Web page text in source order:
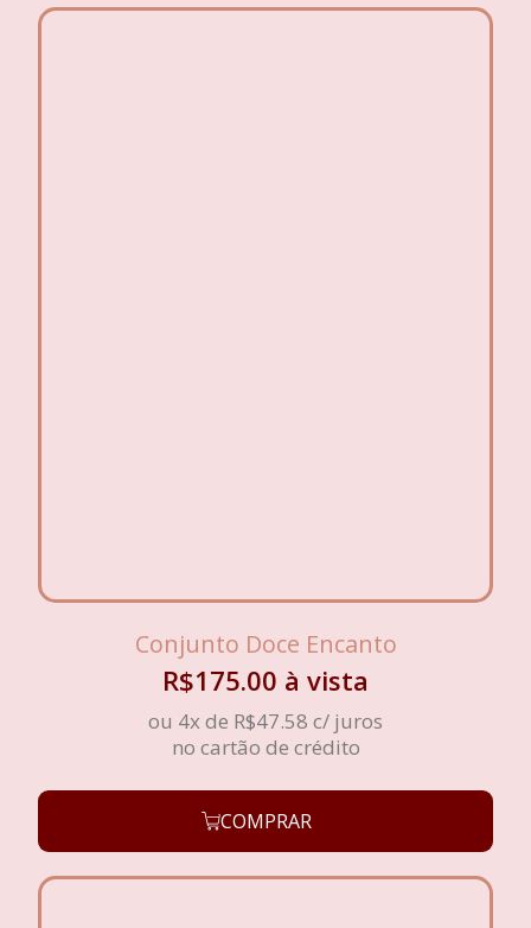
Conjunto Doce Encanto
R$175.00 à vista
ou 4x de R$47.58 c/ juros
no cartão de crédito
COMPRAR